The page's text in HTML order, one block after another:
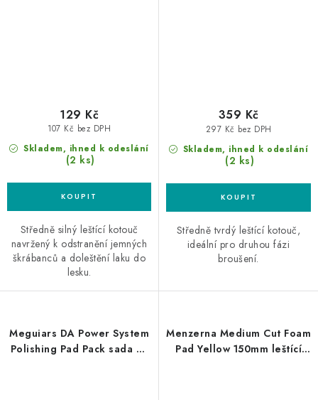
Skladem, ihned k odeslání
(2 ks)
107 Kč bez DPH
129 Kč
Středně silný leštící kotouč
navržený k odstranění jemných
škrábanců a doleštění laku do
lesku.
Skladem, ihned k odeslání
(2 ks)
297 Kč bez DPH
359 Kč
Středně tvrdý leštící kotouč,
ideální pro druhou fázi
broušení.
Meguiars DA Power System
Polishing Pad Pack sada 4"
Menzerna Medium Cut Foam
Pad Yellow 150mm leštící